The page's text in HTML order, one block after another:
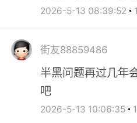
2026-5-13 08:39:52
街友88859486
半黑问题再过几年
吧
2026-5-13 10:06:35